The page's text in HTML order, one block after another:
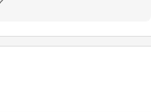
(例如环境监控、
理、能源效益等)进
容和激动人心的